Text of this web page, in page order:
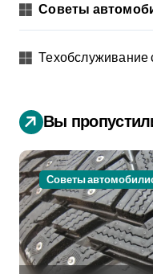
Советы
Техобслуживание
Вы
Советы